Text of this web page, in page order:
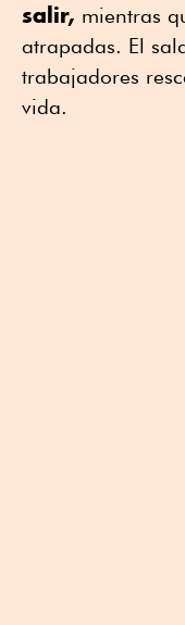
salir, mientras
atrapadas. El
trabajadores
vida.